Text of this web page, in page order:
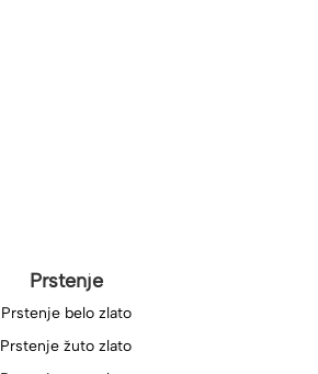
Prstenje
Prstenje belo zlato
Prstenje žuto zlato